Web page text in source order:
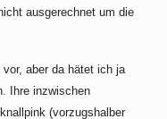
ausgerechnet um die
aber da hätet ich ja
Ihre inzwischen
(vorzugshalber